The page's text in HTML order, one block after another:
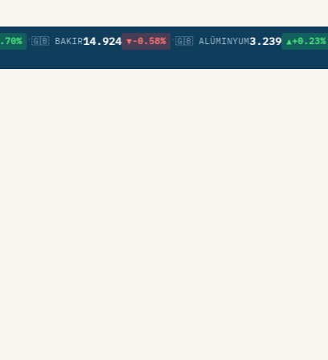
🇬🇧 BAKIR 14.924 ▼-0.58% •🇬🇧 ALÜMINYUM3.239 ▲+0.23% •🇬🇧